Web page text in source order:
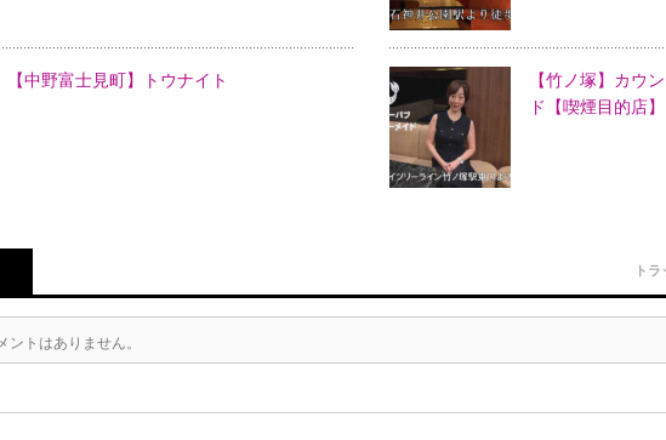
【中野富士見町】トウナイト
【竹ノ塚】カウ
ド【喫煙目的店】
ト
ントはありません。